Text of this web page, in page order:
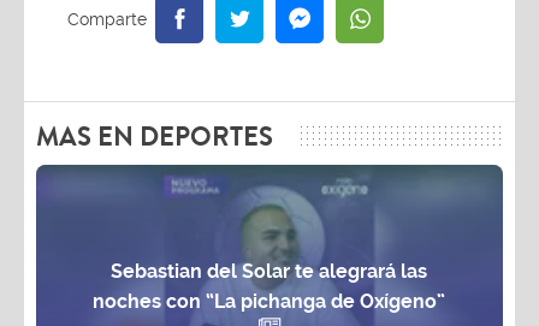
MAS EN DEPORTES
Sebastian del Solar te alegrará las
noches con “La pichanga de Oxígeno”